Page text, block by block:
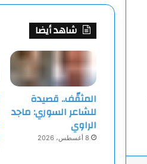
شاهد أيضا
المثقّف.. قصيدة
للشاعر السوري: ماجد
الراوي
8 أغسطس، 2026